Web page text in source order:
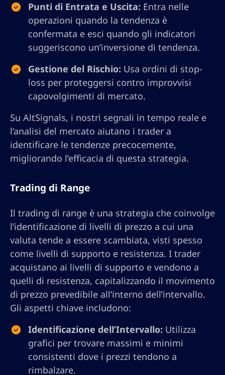
Punti di Entrata e Uscita: Entra nelle
operazioni quando la tendenza è
confermata e esci quando gli indicatori
suggeriscono un’inversione di tendenza.
Gestione del Rischio: Usa ordini di stop-
loss per proteggersi contro improvvisi
capovolgimenti di mercato.
Su AltSignals, i nostri segnali in tempo reale e
l’analisi del mercato aiutano i trader a
identificare le tendenze precocemente,
migliorando l’efficacia di questa strategia.
Trading di Range
Il trading di range è una strategia che coinvolge
l’identificazione di livelli di prezzo a cui una
valuta tende a essere scambiata, visti spesso
come livelli di supporto e resistenza. I trader
acquistano ai livelli di supporto e vendono a
quelli di resistenza, capitalizzando il movimento
di prezzo prevedibile all’interno dell’intervallo.
Gli aspetti chiave includono:
Identificazione dell’Intervallo: Utilizza
grafici per trovare massimi e minimi
consistenti dove i prezzi tendono a
rimbalzare.